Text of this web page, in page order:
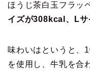
ほうじ茶白玉フラッ
イズが308kcal、Lサ
味わいはというと、
を使用し、牛乳を合